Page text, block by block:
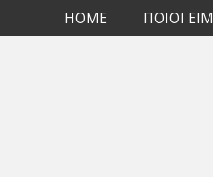
HOME ΠΟΙΟΙ